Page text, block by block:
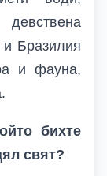
и Бразилия
и фауна,
бихте
свят?